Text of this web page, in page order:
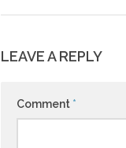
LEAVE A REPLY
Comment *